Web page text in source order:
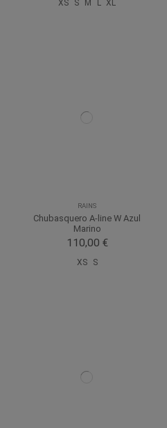
XS S M L XL
RAINS
Chubasquero A-line W Azul
Marino
110,00 €
XS S